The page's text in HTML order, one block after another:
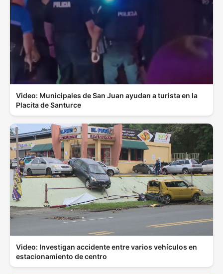
Video: Municipales de San Juan ayudan a turista en la
Placita de Santurce
Video: Investigan accidente entre varios vehículos en
estacionamiento de centro